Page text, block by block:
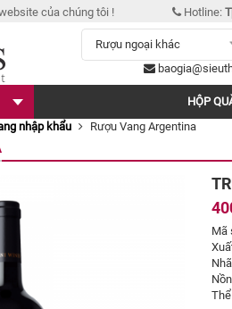
của chúng tôi ! Hotline:
HỘP
nhập khẩu Rượu Vang Argentina
Mã